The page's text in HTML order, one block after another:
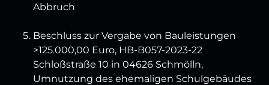
Abbruch
Beschluss zur Vergabe von Bauleistungen
>125.000,00 Euro, HB-B057-2023-22
Schloßstraße 10 in 04626 Schmölln,
Umnutzung des ehemaligen Schulgebäudes